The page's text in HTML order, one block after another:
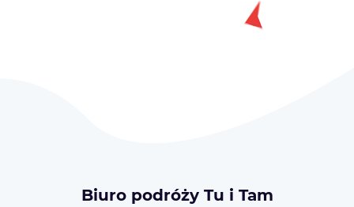
Biuro podróży Tu i Tam